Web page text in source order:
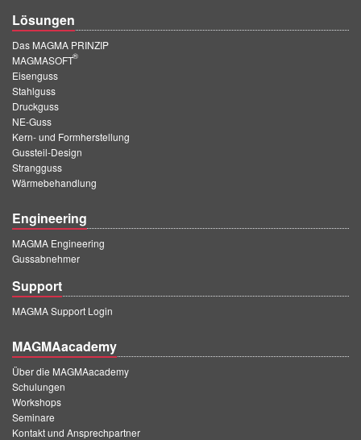
Lösungen
Das MAGMA PRINZIP
MAGMASOFT
®
Eisenguss
Stahlguss
Druckguss
NE-Guss
Kern- und Formherstellung
Gussteil-Design
Strangguss
Wärmebehandlung
Engineering
MAGMA Engineering
Gussabnehmer
Support
MAGMA Support Login
MAGMAacademy
Über die MAGMAacademy
Schulungen
Workshops
Seminare
Kontakt und Ansprechpartner